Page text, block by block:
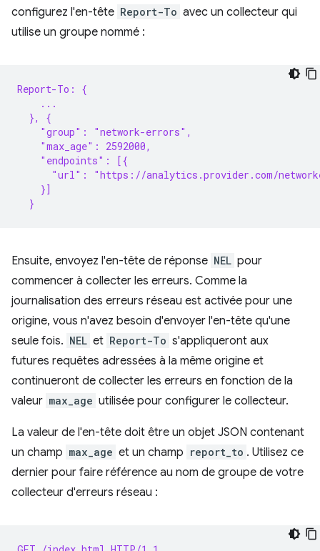
configurez l'en-tête Report-To avec un collecteur qui
utilise un groupe nommé :
Report-To: {
    ...
  }, {
    "group": "network-errors",
    "max_age": 2592000,
    "endpoints": [{
"url": "https://analytics.provider.com/
    }]
  }
Ensuite, envoyez l'en-tête de réponse NEL pour
commencer à collecter les erreurs. Comme la
journalisation des erreurs réseau est activée pour une
origine, vous n'avez besoin d'envoyer l'en-tête qu'une
seule fois. NEL et Report-To s'appliqueront aux
futures requêtes adressées à la même origine et
continueront de collecter les erreurs en fonction de la
valeur max_age utilisée pour configurer le collecteur.
La valeur de l'en-tête doit être un objet JSON contenant
un champ max_age et un champ report_to . Utilisez ce
dernier pour faire référence au nom de groupe de votre
collecteur d'erreurs réseau :